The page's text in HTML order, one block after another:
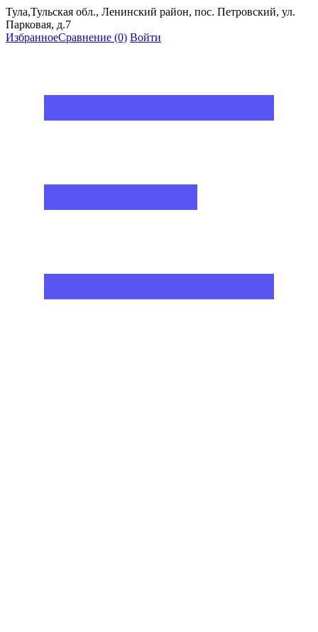
Тула,Тульская обл., Ленинский район, пос. Петровский, ул.
Парковая, д.7
ИзбранноеСравнение (0) Войти